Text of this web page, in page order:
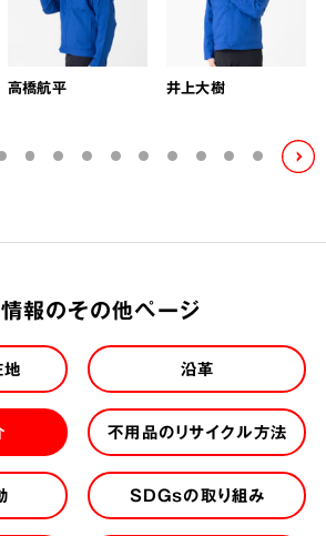
高橋航平 井上大樹
報のその他ページ
地 沿革
不用品のリサイクル方法
SDGsの取り組み